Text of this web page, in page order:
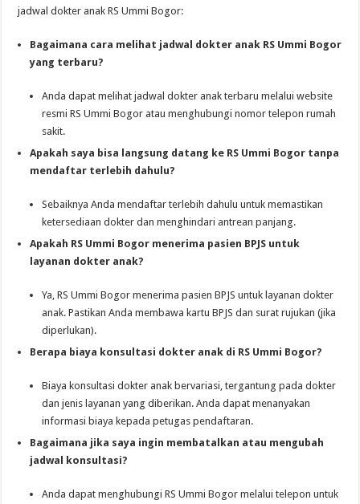
jadwal dokter anak RS Ummi Bogor:
Bagaimana cara melihat jadwal dokter anak RS Ummi Bogor
yang terbaru?
Anda dapat melihat jadwal dokter anak terbaru melalui website
resmi RS Ummi Bogor atau menghubungi nomor telepon rumah
sakit.
Apakah saya bisa langsung datang ke RS Ummi Bogor tanpa
mendaftar terlebih dahulu?
Sebaiknya Anda mendaftar terlebih dahulu untuk memastikan
ketersediaan dokter dan menghindari antrean panjang.
Apakah RS Ummi Bogor menerima pasien BPJS untuk
layanan dokter anak?
Ya, RS Ummi Bogor menerima pasien BPJS untuk layanan dokter
anak. Pastikan Anda membawa kartu BPJS dan surat rujukan (jika
diperlukan).
Berapa biaya konsultasi dokter anak di RS Ummi Bogor?
Biaya konsultasi dokter anak bervariasi, tergantung pada dokter
dan jenis layanan yang diberikan. Anda dapat menanyakan
informasi biaya kepada petugas pendaftaran.
Bagaimana jika saya ingin membatalkan atau mengubah
jadwal konsultasi?
Anda dapat menghubungi RS Ummi Bogor melalui telepon untuk